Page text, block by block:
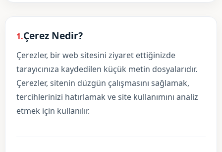
1.Çerez Nedir?
Çerezler, bir web sitesini ziyaret ettiğinizde
tarayıcınıza kaydedilen küçük metin dosyalarıdır.
Çerezler, sitenin düzgün çalışmasını sağlamak,
tercihlerinizi hatırlamak ve site kullanımını analiz
etmek için kullanılır.